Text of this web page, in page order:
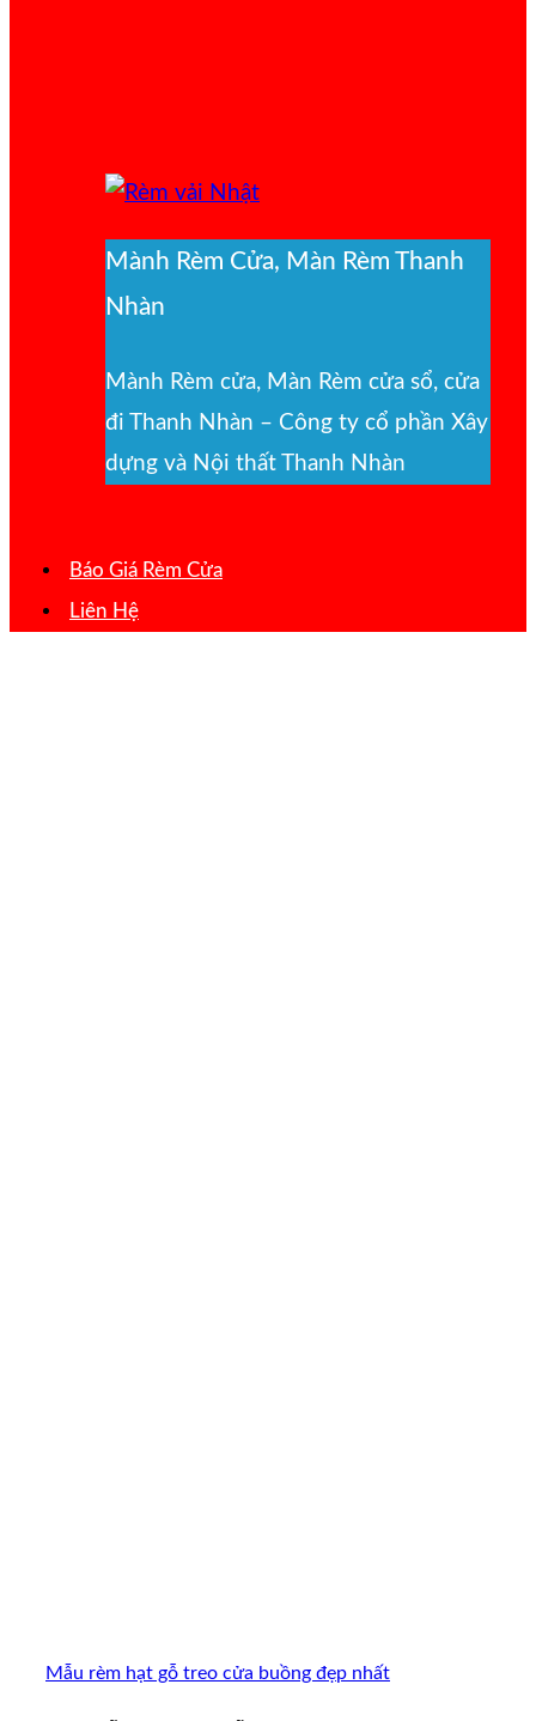
Mành Rèm Cửa, Màn Rèm Thanh
Nhàn
Mành Rèm cửa, Màn Rèm cửa sổ, cửa
đi Thanh Nhàn – Công ty cổ phần Xây
dựng và Nội thất Thanh Nhàn
Báo Giá Rèm Cửa
Liên Hệ
Mẫu rèm hạt gỗ treo cửa buồng đẹp nhất